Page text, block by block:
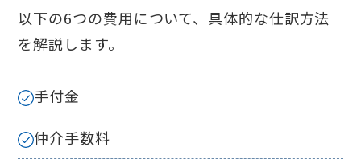
以下の6つの費用について、具体的な仕訳方法
を解説します。
手付金
仲介手数料